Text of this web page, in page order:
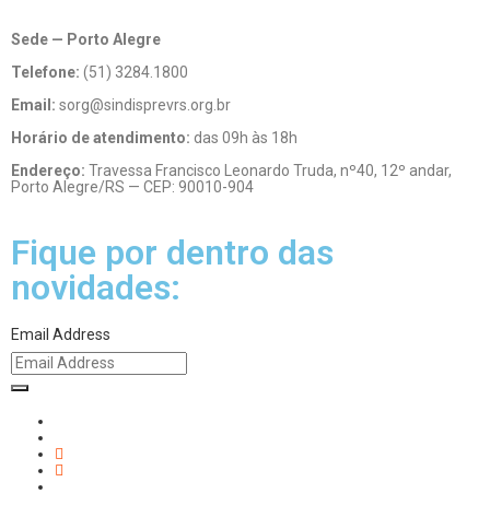
Sede — Porto Alegre
Telefone: (51) 3284.1800
Email: sorg@sindisprevrs.org.br
Horário de atendimento: das 09h às 18h
Endereço: Travessa Francisco Leonardo Truda, nº40, 12º andar,
Porto Alegre/RS — CEP: 90010-904
Fique por dentro das
novidades:
Email Address